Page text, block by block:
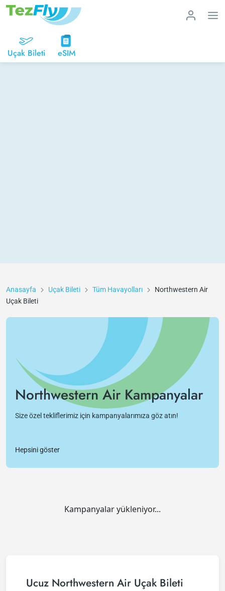
Uçak Bileti eSIM
Anasayfa Uçak Bileti Tüm Havayolları
Northwestern Air
Uçak Bileti
Northwestern Air Kampanyalar
Size özel tekliflerimiz için kampanyalarımıza göz atın!
Hepsini göster
Kampanyalar yükleniyor...
Ucuz Northwestern Air Uçak Bileti